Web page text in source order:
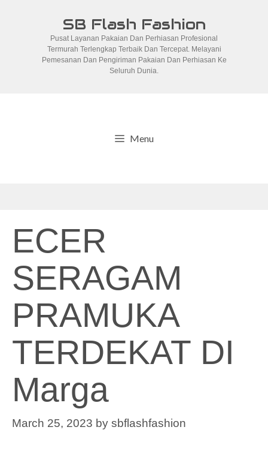
SB Flash Fashion
Pusat Layanan Pakaian Dan Perhiasan Profesional
Termurah Terlengkap Terbaik Dan Tercepat. Melayani
Pemesanan Dan Pengiriman Pakaian Dan Perhiasan Ke
Seluruh Dunia.
Menu
ECER
SERAGAM
PRAMUKA
TERDEKAT DI
Marga
March 25, 2023 by sbflashfashion